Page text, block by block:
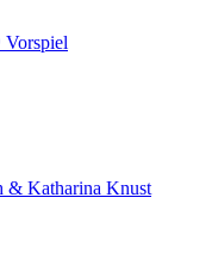
& Katharina Knust